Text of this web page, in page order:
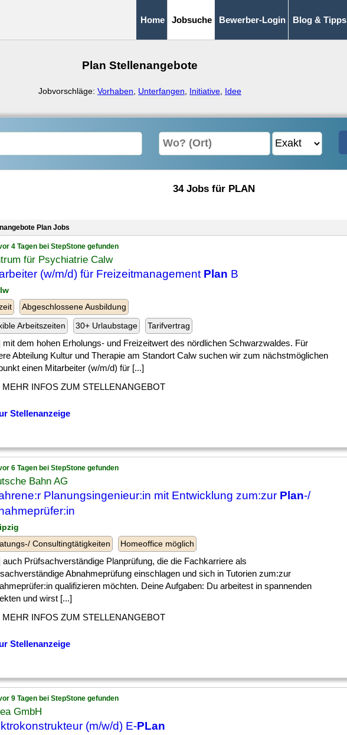
Home Jobsuche Bewerber-Login Blog & Tipps
Plan Stellenangebote
Jobvorschläge: Vorhaben Unterfangen Initiative Idee
34 Jobs für PLAN
Plan Jobs
4 Tagen bei StepStone gefunden
für Psychiatrie Calw
(w/m/d) für Freizeitmanagement Plan B
Abgeschlossene Ausbildung
Arbeitszeiten
30+ Urlaubstage Tarifvertrag
mit dem hohen Erholungs- und Freizeitwert des nördlichen Schwarzwaldes. Für
Abteilung Kultur und Therapie am Standort Calw suchen wir zum nächstmöglichen
einen Mitarbeiter (w/m/d) für [...]
MEHR INFOS ZUM STELLENANGEBOT
Stellenanzeige
6 Tagen bei StepStone gefunden
Bahn AG
Planungsingenieur:in mit Entwicklung zum:zur Plan-/
Consultingtätigkeiten
Homeoffice möglich
auch Prüfsachverständige Planprüfung, die die Fachkarriere als
Abnahmeprüfung einschlagen und sich in Tutorien zum:zur
qualifizieren möchten. Deine Aufgaben: Du arbeitest in spannenden
und wirst [...]
MEHR INFOS ZUM STELLENANGEBOT
Stellenanzeige
9 Tagen bei StepStone gefunden
GmbH
(m/w/d) E-PLan